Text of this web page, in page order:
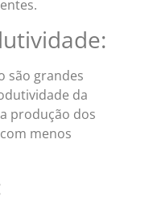
são grandes
da
produção dos
menos